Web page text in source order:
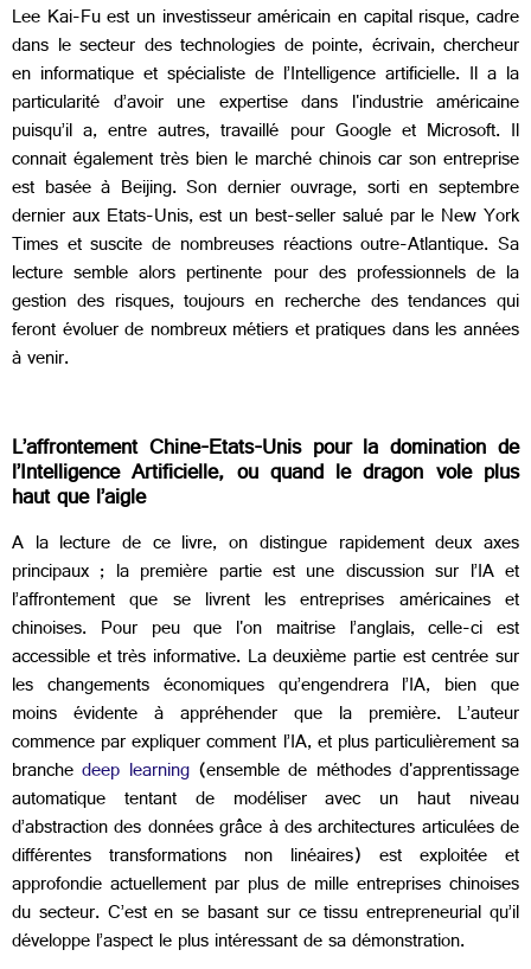
Lee Kai-Fu est un investisseur américain en capital risque, cadre
dans le secteur des technologies de pointe, écrivain, chercheur
en informatique et spécialiste de l’Intelligence artificielle. Il a la
particularité d’avoir une expertise dans l'industrie américaine
puisqu’il a, entre autres, travaillé pour Google et Microsoft. Il
connait également très bien le marché chinois car son entreprise
est basée à Beijing. Son dernier ouvrage, sorti en septembre
dernier aux Etats-Unis, est un best-seller salué par le New York
Times et suscite de nombreuses réactions outre-Atlantique. Sa
lecture semble alors pertinente pour des professionnels de la
gestion des risques, toujours en recherche des tendances qui
feront évoluer de nombreux métiers et pratiques dans les années
à venir.
L’affrontement Chine-Etats-Unis pour la domination de
l’Intelligence Artificielle, ou quand le dragon vole plus
haut que l’aigle
A la lecture de ce livre, on distingue rapidement deux axes
principaux ; la première partie est une discussion sur l’IA et
l’affrontement que se livrent les entreprises américaines et
chinoises. Pour peu que l'on maitrise l’anglais, celle-ci est
accessible et très informative. La deuxième partie est centrée sur
les changements économiques qu’engendrera l’IA, bien que
moins évidente à appréhender que la première. L’auteur
commence par expliquer comment l’IA, et plus particulièrement sa
branchedeep learning(ensemble de méthodes d'apprentissage
automatique tentant de modéliser avec un haut niveau
d’abstraction des données grâce à des architectures articulées de
différentes transformations non linéaires) est exploitée et
approfondie actuellement par plus de mille entreprises chinoises
du secteur. C’est en se basant sur ce tissu entrepreneurial qu’il
développe l’aspect le plus intéressant de sa démonstration.